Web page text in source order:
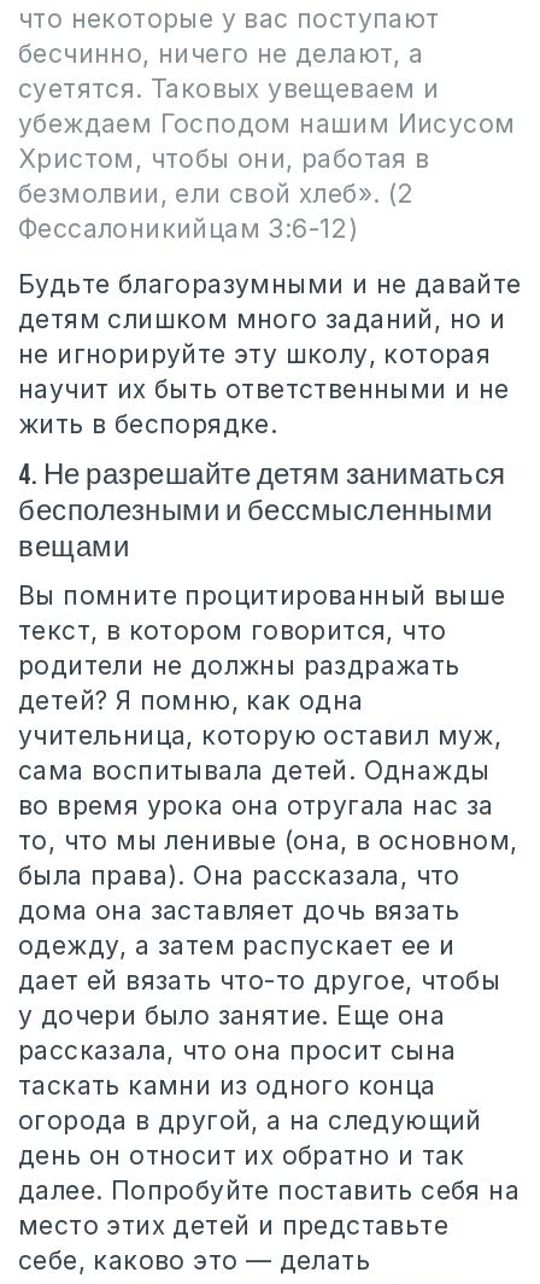
что некоторые у вас поступают
бесчинно, ничего не делают, а
суетятся. Таковых увещеваем и
убеждаем Господом нашим Иисусом
Христом, чтобы они, работая в
безмолвии, ели свой хлеб». (2
Фессалоникийцам 3:6-12)
Будьте благоразумными и не давайте
детям слишком много заданий, но и
не игнорируйте эту школу, которая
научит их быть ответственными и не
жить в беспорядке.
4. Не разрешайте детям заниматься
бесполезными и бессмысленными
вещами
Вы помните процитированный выше
текст, в котором говорится, что
родители не должны раздражать
детей? Я помню, как одна
учительница, которую оставил муж,
сама воспитывала детей. Однажды
во время урока она отругала нас за
то, что мы ленивые (она, в основном,
была права). Она рассказала, что
дома она заставляет дочь вязать
одежду, а затем распускает ее и
дает ей вязать что-то другое, чтобы
у дочери было занятие. Еще она
рассказала, что она просит сына
таскать камни из одного конца
огорода в другой, а на следующий
день он относит их обратно и так
далее. Попробуйте поставить себя на
место этих детей и представьте
себе, каково это — делать